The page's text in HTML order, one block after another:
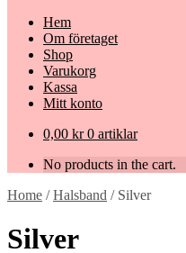
Hem
Om företaget
Shop
Varukorg
Kassa
Mitt konto
0,00 kr 0 artiklar
No products in the cart.
Home /Halsband / Silver
Silver